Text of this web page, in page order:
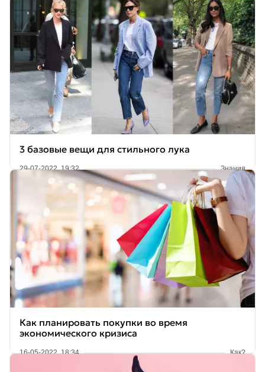
3 базовые вещи для стильного лука
29-07-2022, 19:32 Знания
Как планировать покупки во время
экономического кризиса
16-05-2022, 18:34 Как?